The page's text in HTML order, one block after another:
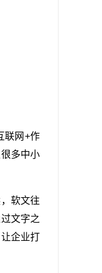
联网+作
多中小
软文往
文字之
让企业打